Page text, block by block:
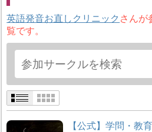
英語発音お直しクリニック さんが
覧です。
【公式】学問・教